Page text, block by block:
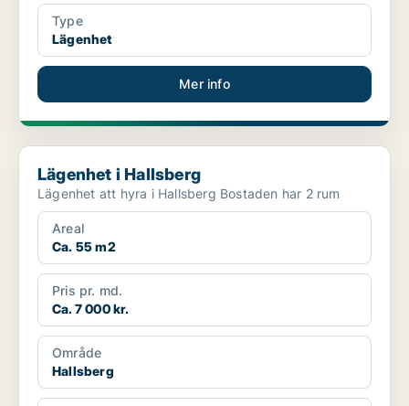
Type
Lägenhet
Mer info
Lägenhet i Hallsberg
Lägenhet i Hallsberg
Lägenhet att hyra i Hallsberg Bostaden har 2 rum
Areal
Ca. 55 m2
Pris pr. md.
Ca. 7 000 kr.
Område
Hallsberg